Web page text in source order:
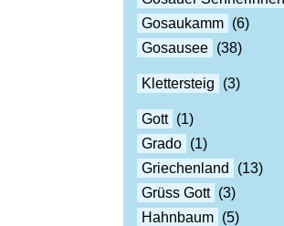
Gosaukamm (6)
Gosausee (38)
Klettersteig (3)
Gott (1)
Grado (1)
Griechenland
(13)
Grüss Gott (3)
Hahnbaum (5)